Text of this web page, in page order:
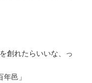
創れたらいいな、っ
邑」